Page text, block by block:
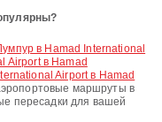
Airport в Hamad
Airport в Hamad
маршруты в
пересадки для вашей